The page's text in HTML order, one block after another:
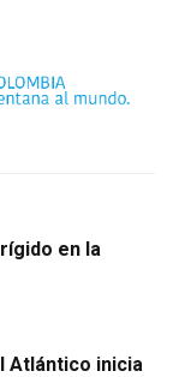
en la
Atlántico inicia